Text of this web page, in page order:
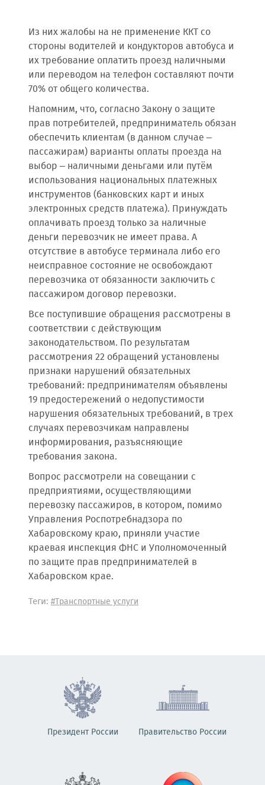
Из них жалобы на не применение ККТ со
стороны водителей и кондукторов автобуса и
их требование оплатить проезд наличными
или переводом на телефон составляют почти
70% от общего количества.
Напомним, что, согласно Закону о защите
прав потребителей, предприниматель обязан
обеспечить клиентам (в данном случае –
пассажирам) варианты оплаты проезда на
выбор – наличными деньгами или путём
использования национальных платежных
инструментов (банковских карт и иных
электронных средств платежа). Принуждать
оплачивать проезд только за наличные
деньги перевозчик не имеет права. А
отсутствие в автобусе терминала либо его
неисправное состояние не освобождают
перевозчика от обязанности заключить с
пассажиром договор перевозки.
Все поступившие обращения рассмотрены в
соответствии с действующим
законодательством. По результатам
рассмотрения 22 обращений установлены
признаки нарушений обязательных
требований: предпринимателям объявлены
19 предостережений о недопустимости
нарушения обязательных требований, в трех
случаях перевозчикам направлены
информирования, разъясняющие
требования закона.
Вопрос рассмотрели на совещании с
предприятиями, осуществляющими
перевозку пассажиров, в котором, помимо
Управления Роспотребнадзора по
Хабаровскому краю, приняли участие
краевая инспекция ФНС и Уполномоченный
по защите прав предпринимателей в
Хабаровском крае.
Теги: #Транспортные услуги
Президент России Правительство России